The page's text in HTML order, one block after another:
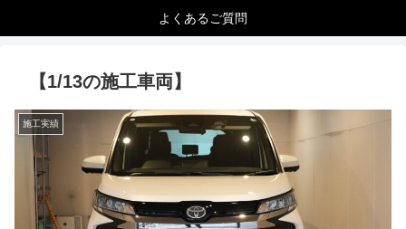
よくあるご質問
【1/13の施工車両】
施工実績